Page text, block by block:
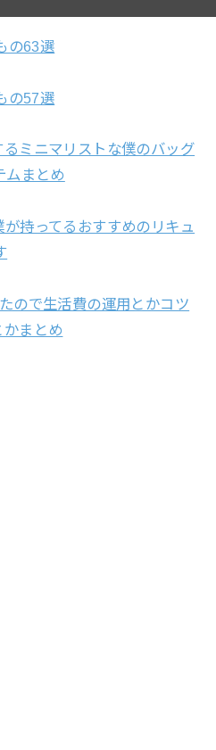
の63選
の57選
ミニマリストな僕のバッグ
ムまとめ
持ってるおすすめのリキュ
ので生活費の運用とかコツ
かまとめ